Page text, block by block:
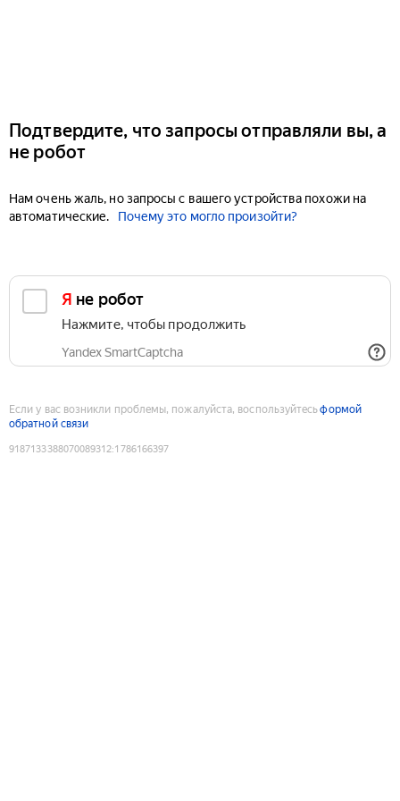
Подтвердите, что запросы отправляли вы, а
не робот
Нам очень жаль, но запросы с вашего устройства похожи на
автоматические.
Почему это могло произойти?
Я не робот
Нажмите, чтобы продолжить
Yandex SmartCaptcha
Если у вас возникли проблемы, пожалуйста, воспользуйтесьформой
обратной связи
9187133388070089312:1786166397